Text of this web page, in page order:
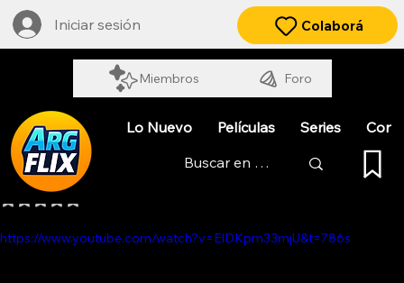
Iniciar sesión
Miembros Foro
Colaborá
Lo Nuevo Películas Series
LOS MOTORJÓN. MARATÓN
Obtuvo NaN de 5 estrellas.
https://www.youtube.com/watch?v=ElDKpm33mjU&t=786s